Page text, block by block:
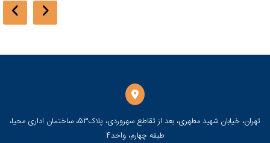
تهران، خیابان شهید مطهری، بعد از تقاطع سهروردی، پلاک53، ساختمان اداری محیا،
طبقه چهارم، واحد4